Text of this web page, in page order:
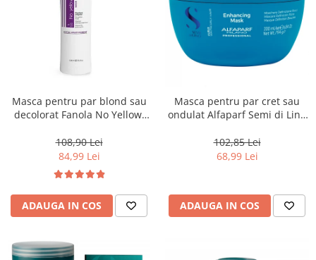
Masca pentru par blond sau
decolorat Fanola No Yellow,
108,90 Lei
84,99 Lei
ADAUGA IN COS
Masca pentru par cret sau
ondulat Alfaparf Semi di Lino
102,85 Lei
68,99 Lei
ADAUGA IN COS